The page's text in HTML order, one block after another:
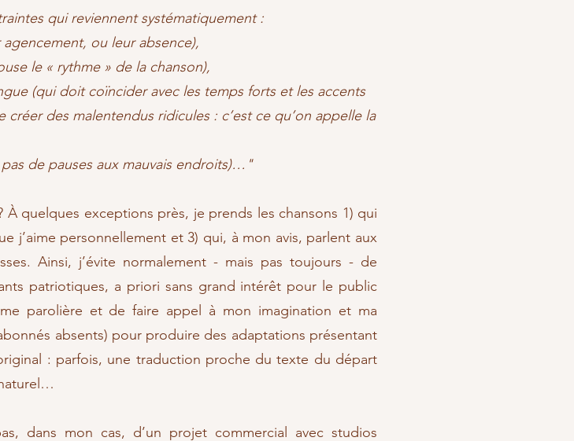
qui reviennent systématiquement :
ou leur absence),
le « rythme » de la chanson),
(qui doit coïncider avec les temps forts et les accents
des malentendus ridicules : c’est ce qu’on appelle la
de pauses aux mauvais endroits)…"
quelques exceptions près, je prends les chansons 1) qui
j’aime personnellement et 3) qui, à mon avis, parlent aux
Ainsi, j’évite normalement - mais pas toujours - de
patriotiques, a priori sans grand intérêt pour le public
parolière et de faire appel à mon imagination et ma
absents) pour produire des adaptations présentant
: parfois, une traduction proche du texte du départ
dans mon cas, d’un projet commercial avec studios